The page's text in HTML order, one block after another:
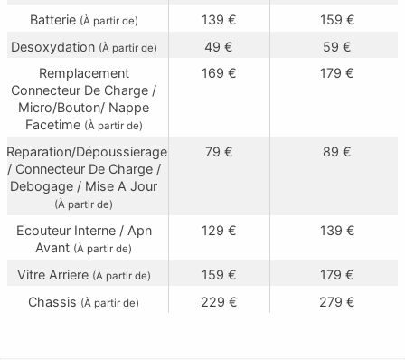
Batterie (À partir de) 139 €
159 €
Desoxydation (À partir de) 49 €
59 €
Remplacement
Connecteur De Charge /
Micro/Bouton/ Nappe
Facetime (À partir de)
169 € 179 €
Reparation/Dépoussierage
/ Connecteur De Charge /
Debogage / Mise A Jour
(À partir de)
79 € 89 €
Ecouteur Interne / Apn
Avant (À partir de)
129 € 139 €
Vitre Arriere (À partir de) 159 €
179 €
Chassis (À partir de) 229 € 279 €